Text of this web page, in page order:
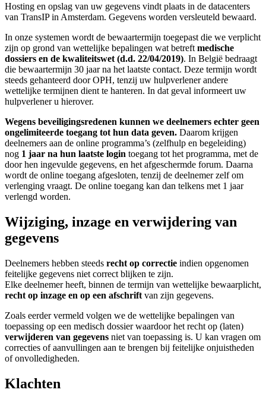
Hosting en opslag van uw gegevens vindt plaats in de datacenters
van TransIP in Amsterdam. Gegevens worden versleuteld bewaard.
In onze systemen wordt de bewaartermijn toegepast die we verplicht
zijn op grond van wettelijke bepalingen wat betreft medische
dossiers en de kwaliteitswet (d.d. 22/04/2019). In België bedraagt
die bewaartermijn 30 jaar na het laatste contact. Deze termijn wordt
steeds gehanteerd door OPH, tenzij uw hulpverlener andere
wettelijke termijnen dient te hanteren. In dat geval informeert uw
hulpverlener u hierover.
Wegens beveiligingsredenen kunnen we deelnemers echter geen
ongelimiteerde toegang tot hun data geven. Daarom krijgen
deelnemers aan de online programma’s (zelfhulp en begeleiding)
nog 1 jaar na hun laatste login toegang tot het programma, met de
door hen ingevulde gegevens, en het afgeschermde forum. Daarna
wordt de online toegang afgesloten, tenzij de deelnemer zelf om
verlenging vraagt. De online toegang kan dan telkens met 1 jaar
verlengd worden.
Wijziging, inzage en verwijdering van
gegevens
Deelnemers hebben steeds recht op correctie indien opgenomen
feitelijke gegevens niet correct blijken te zijn.
Elke deelnemer heeft, binnen de termijn van wettelijke bewaarplicht,
recht op inzage en op een afschrift van zijn gegevens.
Zoals eerder vermeld volgen we de wettelijke bepalingen van
toepassing op een medisch dossier waardoor het recht op (laten)
verwijderen van gegevens niet van toepassing is. U kan vragen om
correcties of aanvullingen aan te brengen bij feitelijke onjuistheden
of onvolledigheden.
Klachten